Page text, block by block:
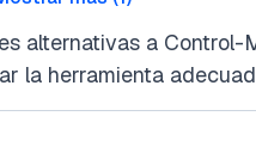
alternativas a Control-
la herramienta